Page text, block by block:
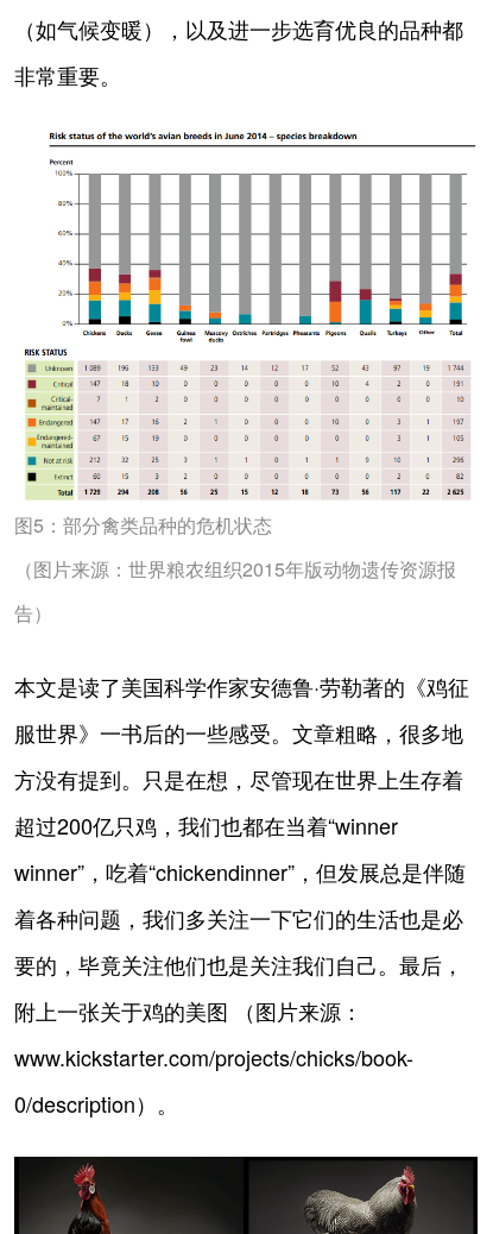
（如气候变暖），以及进一步选育优良的品种都
非常重要。
图5：部分禽类品种的危机状态
（图片来源：世界粮农组织2015年版动物遗传资源报
告）
本文是读了美国科学作家安德鲁·劳勒著的《鸡征
服世界》一书后的一些感受。文章粗略，很多地
方没有提到。只是在想，尽管现在世界上生存着
超过200亿只鸡，我们也都在当着“winner
winner”，吃着“chickendinner”，但发展总是伴随
着各种问题，我们多关注一下它们的生活也是必
要的，毕竟关注他们也是关注我们自己。最后，
附上一张关于鸡的美图 （图片来源：
www.kickstarter.com/projects/chicks/book-
0/description）。